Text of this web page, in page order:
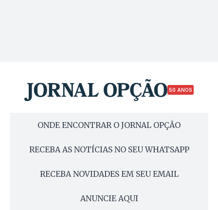
50 ANOS
ONDE ENCONTRAR O JORNAL OPÇÃO
RECEBA AS NOTÍCIAS NO SEU WHATSAPP
RECEBA NOVIDADES EM SEU EMAIL
ANUNCIE AQUI